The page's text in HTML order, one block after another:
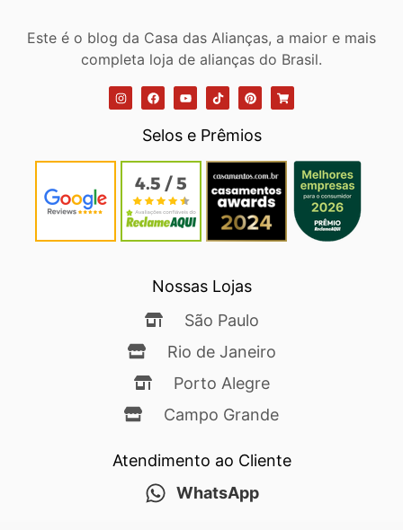
Este é o blog da Casa das Alianças, a maior e mais
completa loja de alianças do Brasil.
Selos e Prêmios
Nossas Lojas
São Paulo
Rio de Janeiro
Porto Alegre
Campo Grande
Atendimento ao Cliente
WhatsApp